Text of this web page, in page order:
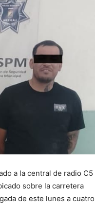
a la central de radio C5
sobre la carretera
de este lunes a cuatro